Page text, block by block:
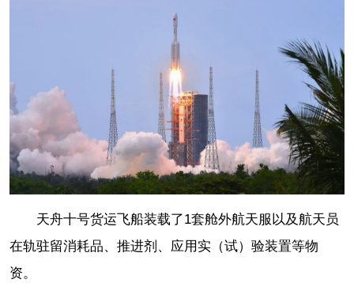
天舟十号货运飞船装载了1套舱外航天服以及航天员
在轨驻留消耗品、推进剂、应用实（试）验装置等物
资。